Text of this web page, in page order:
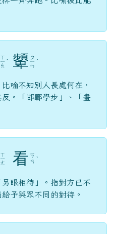
ㄒ
ㄧ
ㄠ
ˋ 顰 ㄆ
ㄧ
ㄣ
ˊ
喻不知別人長處何在，
。「邯鄲學步」、「畫
ㄒ
ㄧ
ㄤ 看 ㄎ
ㄢ ˋ
眼相待」。指對方已不
予與眾不同的對待。